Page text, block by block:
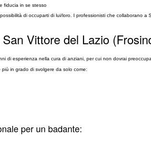
fiducia in se stesso
di occuparti di lui/loro. I professionisti che collaborano
Vittore del Lazio
di esperienza nella cura di anziani, per cui non dovrai
in grado di svolgere da solo come:
per un badante: